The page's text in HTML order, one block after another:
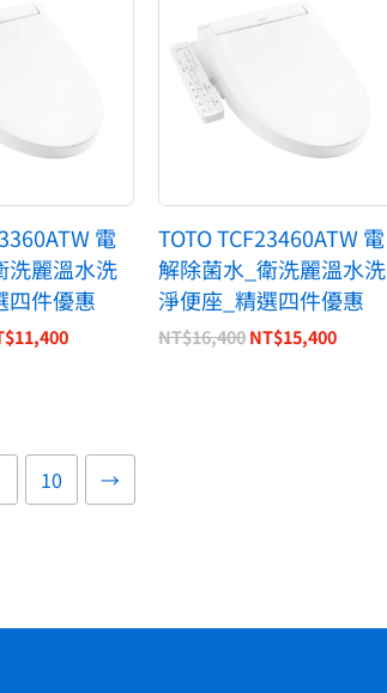
電
洗麗溫水洗
四件優惠
11,400
TOTO TCF23460ATW 電
解除菌水_衛洗麗溫水洗
淨便座_精選四件優惠
NT$16,400
價
格：
NT$15,400
10 →